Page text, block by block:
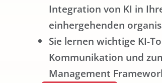
Integration von KI in
einhergehenden
Sie lernen wichtige KI-
Kommunikation und
Management